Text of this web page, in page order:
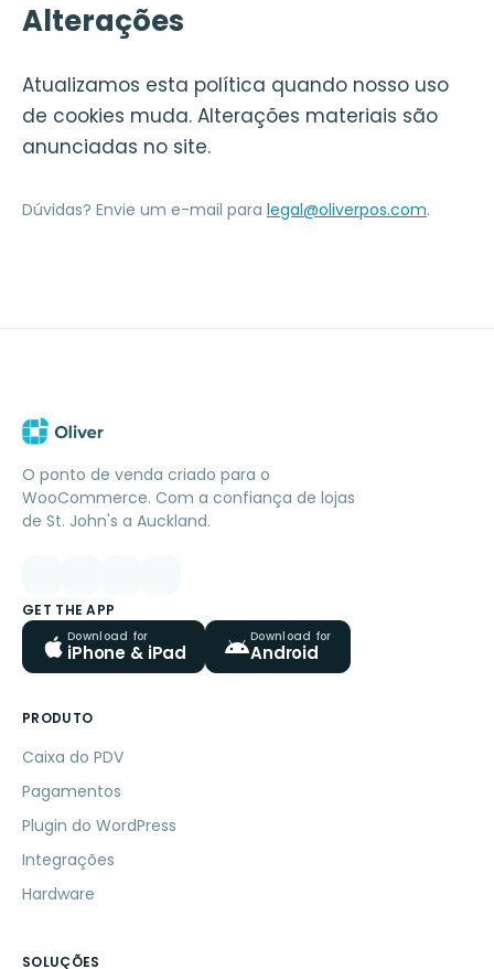
Alterações
Atualizamos esta política quando nosso uso
de cookies muda. Alterações materiais são
anunciadas no site.
Dúvidas? Envie um e-mail para legal@oliverpos.com.
O ponto de venda criado para o
WooCommerce. Com a confiança de lojas
de St. John's a Auckland.
GET THE APP
Download for
iPhone & iPad
Download for
Android
PRODUTO
Caixa do PDV
Pagamentos
Plugin do WordPress
Integrações
Hardware
SOLUÇÕES